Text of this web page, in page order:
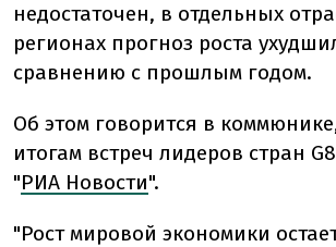
недостаточен, в отдельных
регионах прогноз роста
сравнению с прошлым годом.
Об этом говорится в
итогам встреч лидеров стран
"РИА Новости".
"Рост мировой экономики